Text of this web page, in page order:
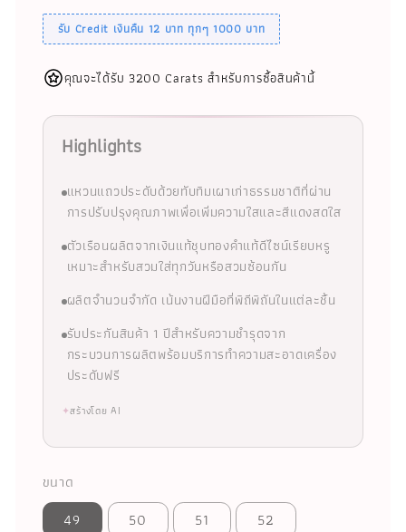
รับ Credit เงินคืน 12 บาท ทุกๆ 1000 บาท
คุณจะได้รับ 3200 Carats สำหรับการซื้อสินค้านี้
Highlights
แหวนแถวประดับด้วยทับทิมเผาเก่าธรรมชาติที่ผ่าน
การปรับปรุงคุณภาพเพื่อเพิ่มความใสและสีแดงสดใส
ตัวเรือนผลิตจากเงินแท้ชุบทองคำแท้ดีไซน์เรียบหรู
เหมาะสำหรับสวมใส่ทุกวันหรือสวมซ้อนกัน
ผลิตจำนวนจำกัด เน้นงานฝีมือที่พิถีพิถันในแต่ละชิ้น
รับประกันสินค้า 1 ปีสำหรับความชำรุดจาก
กระบวนการผลิตพร้อมบริการทำความสะอาดเครื่อง
ประดับฟรี
✦สร้างโดย AI
ขนาด
49
50 51
52